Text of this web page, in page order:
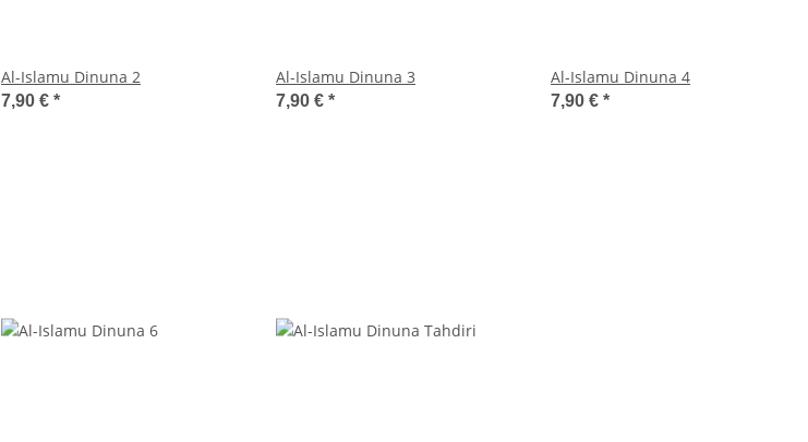
Al-Islamu Dinuna 2
7,90 € *
Al-Islamu Dinuna 3
7,90 € *
Al-Islamu Dinuna 4
7,90 € *